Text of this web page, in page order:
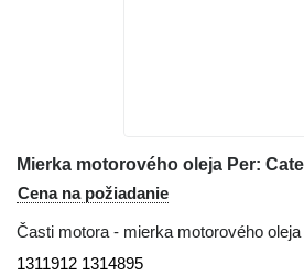
Cena na požiadanie
Časti motora - mierka motorového oleja
1311912 1314895